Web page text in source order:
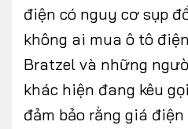
điện có nguy cơ sụp
không ai mua ô tô
Bratzel và những
khác hiện đang kêu
đảm bảo rằng giá